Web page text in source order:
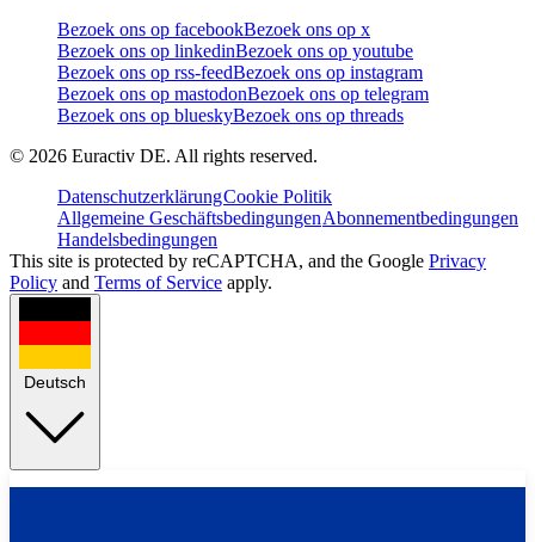
Bezoek ons op facebookBezoek ons op x
Bezoek ons op linkedinBezoek ons op youtube
Bezoek ons op rss-feedBezoek ons op instagram
Bezoek ons op mastodonBezoek ons op telegram
Bezoek ons op blueskyBezoek ons op threads
© 2026 Euractiv DE. All rights reserved.
DatenschutzerklärungCookie Politik
Allgemeine GeschäftsbedingungenAbonnementbedingungen
Handelsbedingungen
This site is protected by reCAPTCHA, and the Google Privacy
Policy and Terms of Service apply.
Deutsch